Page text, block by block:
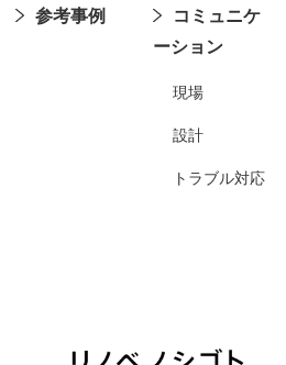
参考事例
コミュニケ
ーション
現場
設計
トラブル対応